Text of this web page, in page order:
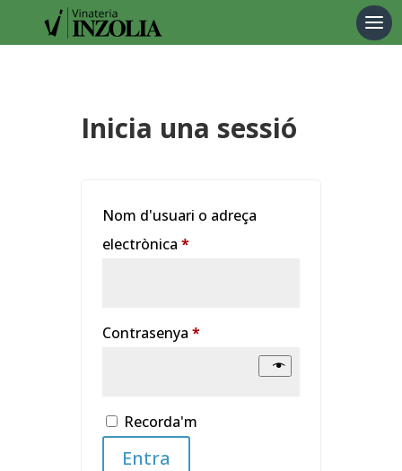
Products
search
Inicia una sessió
Nom d'usuari o adreça
electrònica *Obligatori
Contrasenya *Obligatori
Recorda'm
Entra